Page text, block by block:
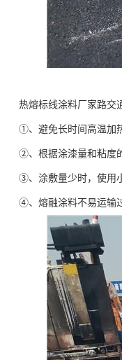
热熔标线涂料厂家路交
①、避免长时间高温加
②、根据涂漆量和粘度
③、涂敷量少时，使用
④、熔融涂料不易运输